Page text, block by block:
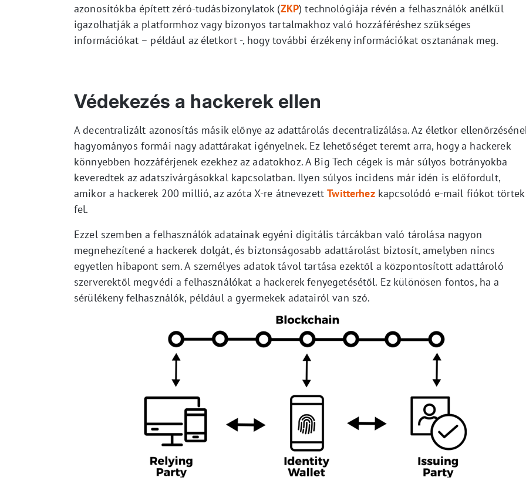
azonosítókba épített zéró-tudásbizonylatok (ZKP) technológiája révén a felhasználók anélkül
igazolhatják a platformhoz vagy bizonyos tartalmakhoz való hozzáféréshez szükséges
információkat – például az életkort -, hogy további érzékeny információkat osztanának meg.
Védekezés a hackerek ellen
A decentralizált azonosítás másik előnye az adattárolás decentralizálása. Az életkor
hagyományos formái nagy adattárakat igényelnek. Ez lehetőséget teremt arra, hogy a hackerek
könnyebben hozzáférjenek ezekhez az adatokhoz. A Big Tech cégek is már súlyos botrányokba
keveredtek az adatszivárgásokkal kapcsolatban. Ilyen súlyos incidens már idén is előfordult,
amikor a hackerek 200 millió, az azóta X-re átnevezettTwitterhezkapcsolódó e-mail fiókot törtek
fel.
Ezzel szemben a felhasználók adatainak egyéni digitális tárcákban való tárolása nagyon
megnehezítené a hackerek dolgát, és biztonságosabb adattárolást biztosít, amelyben nincs
egyetlen hibapont sem. A személyes adatok távol tartása ezektől a központosított adattároló
szerverektől megvédi a felhasználókat a hackerek fenyegetésétől. Ez különösen fontos, ha a
sérülékeny felhasználók, például a gyermekek adatairól van szó.